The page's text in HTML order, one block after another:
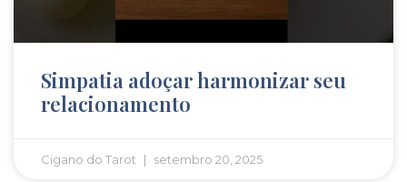
Simpatia adoçar harmonizar seu
relacionamento
Cigano do Tarot setembro 20, 2025